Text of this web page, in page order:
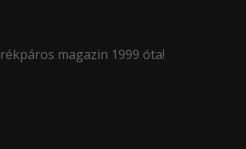
magazin 1999 óta!